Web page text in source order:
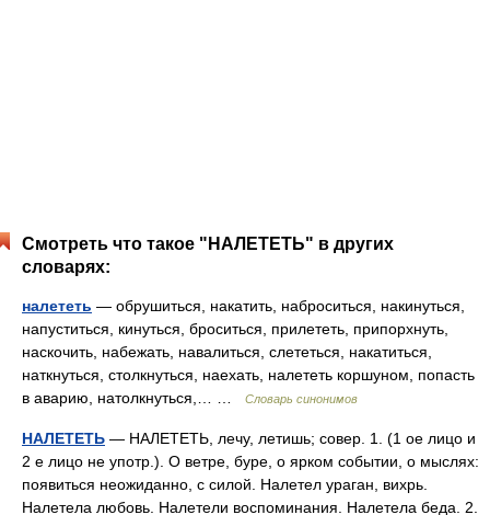
Смотреть что такое "НАЛЕТЕТЬ" в других
словарях:
налететь — обрушиться, накатить, наброситься, накинуться,
напуститься, кинуться, броситься, прилететь, припорхнуть,
наскочить, набежать, навалиться, слететься, накатиться,
наткнуться, столкнуться, наехать, налететь коршуном, попасть
в аварию, натолкнуться,… …
Словарь синонимов
НАЛЕТЕТЬ — НАЛЕТЕТЬ, лечу, летишь; совер. 1. (1 ое лицо и
2 е лицо не употр.). О ветре, буре, о ярком событии, о мыслях:
появиться неожиданно, с силой. Налетел ураган, вихрь.
Налетела любовь. Налетели воспоминания. Налетела беда. 2.